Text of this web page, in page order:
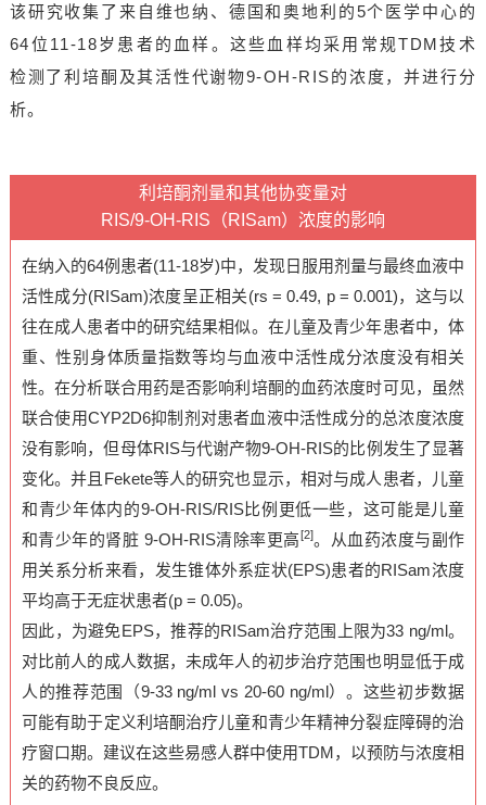
该研究收集了来自维也纳、德国和奥地利的5个医学中心的
64位11-18岁患者的血样。这些血样均采用常规TDM技术
检测了利培酮及其活性代谢物9-OH-RIS的浓度，并进行分
析。
利培酮剂量和其他协变量对
RIS/9-OH-RIS（RISam）浓度的影响
在纳入的64例患者(11-18岁)中，发现日服用剂量与最终血液中
活性成分(RISam)浓度呈正相关(rs = 0.49, p = 0.001)，这与以
往在成人患者中的研究结果相似。在儿童及青少年患者中，体
重、性别身体质量指数等均与血液中活性成分浓度没有相关
性。在分析联合用药是否影响利培酮的血药浓度时可见，虽然
联合使用CYP2D6抑制剂对患者血液中活性成分的总浓度浓度
没有影响，但母体RIS与代谢产物9-OH-RIS的比例发生了显著
变化。并且Fekete等人的研究也显示，相对与成人患者，儿童
和青少年体内的9-OH-RIS/RIS比例更低一些，这可能是儿童
和青少年的肾脏 9-OH-RIS清除率更高 [2]。从血药浓度与副作
用关系分析来看，发生锥体外系症状(EPS)患者的RISam浓度
平均高于无症状患者(p = 0.05)。
因此，为避免EPS，推荐的RISam治疗范围上限为33 ng/ml。
对比前人的成人数据，未成年人的初步治疗范围也明显低于成
人的推荐范围（9-33 ng/ml vs 20-60 ng/ml）。这些初步数据
可能有助于定义利培酮治疗儿童和青少年精神分裂症障碍的治
疗窗口期。建议在这些易感人群中使用TDM，以预防与浓度相
关的药物不良反应。